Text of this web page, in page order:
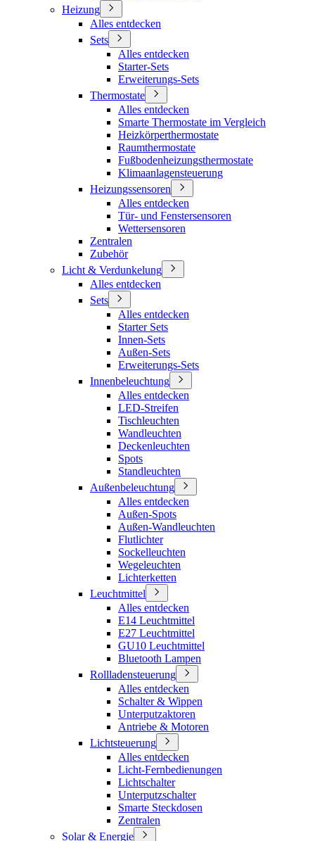
Heizung
Alles entdecken
Sets
Alles entdecken
Starter-Sets
Erweiterungs-Sets
Thermostate
Alles entdecken
Smarte Thermostate im Vergleich
Heizkörperthermostate
Raumthermostate
Fußbodenheizungsthermostate
Klimaanlagensteuerung
Heizungssensoren
Alles entdecken
Tür- und Fenstersensoren
Wettersensoren
Zentralen
Zubehör
Licht & Verdunkelung
Alles entdecken
Sets
Alles entdecken
Starter Sets
Innen-Sets
Außen-Sets
Erweiterungs-Sets
Innenbeleuchtung
Alles entdecken
LED-Streifen
Tischleuchten
Wandleuchten
Deckenleuchten
Spots
Standleuchten
Außenbeleuchtung
Alles entdecken
Außen-Spots
Außen-Wandleuchten
Flutlichter
Sockelleuchten
Wegeleuchten
Lichterketten
Leuchtmittel
Alles entdecken
E14 Leuchtmittel
E27 Leuchtmittel
GU10 Leuchtmittel
Bluetooth Lampen
Rollladensteuerung
Alles entdecken
Schalter & Wippen
Unterputzaktoren
Antriebe & Motoren
Lichtsteuerung
Alles entdecken
Licht-Fernbedienungen
Lichtschalter
Unterputzschalter
Smarte Steckdosen
Zentralen
Solar & Energie